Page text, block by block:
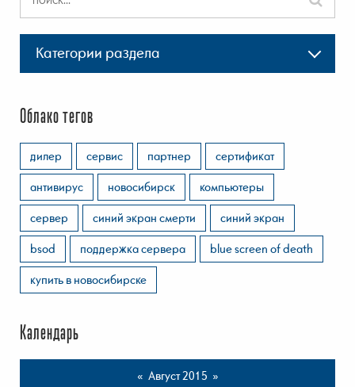
Категории раздела
Облако тегов
дилер сервис партнер
сертификат
антивирус
новосибирск
компьютеры
сервер
синий экран смерти
синий экран
bsod
поддержка сервера
blue screen of death
купить в новосибирске
Календарь
« Август 2015 »